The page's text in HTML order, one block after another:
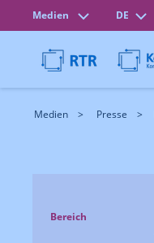
Medien DE
Medien Presse
Bereich